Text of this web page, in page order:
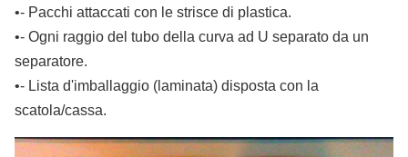
•- Pacchi attaccati con le strisce di plastica.
•- Ogni raggio del tubo della curva ad U separato da un
separatore.
•- Lista d'imballaggio (laminata) disposta con la
scatola/cassa.